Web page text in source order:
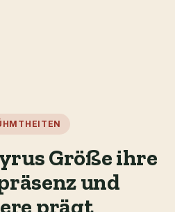
Größe ihre
und
prägt